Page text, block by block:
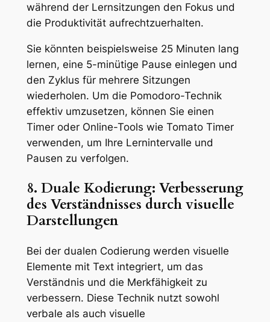
während der Lernsitzungen den Fokus und
die Produktivität aufrechtzuerhalten.
Sie könnten beispielsweise 25 Minuten lang
lernen, eine 5-minütige Pause einlegen und
den Zyklus für mehrere Sitzungen
wiederholen. Um die Pomodoro-Technik
effektiv umzusetzen, können Sie einen
Timer oder Online-Tools wie Tomato Timer
verwenden, um Ihre Lernintervalle und
Pausen zu verfolgen.
8. Duale Kodierung: Verbesserung
des Verständnisses durch visuelle
Darstellungen
Bei der dualen Codierung werden visuelle
Elemente mit Text integriert, um das
Verständnis und die Merkfähigkeit zu
verbessern. Diese Technik nutzt sowohl
verbale als auch visuelle